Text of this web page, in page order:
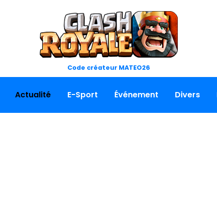
Code créateur MATEO26
Actualité E-Sport Événement Divers